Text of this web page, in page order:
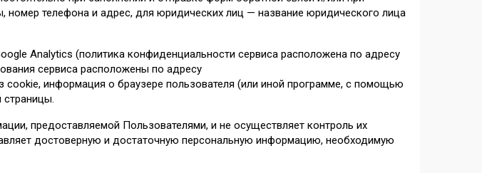
номер телефона и адрес, для юридических лиц — название юридического лица
Analytics (политика конфиденциальности сервиса расположена по адресу
сервиса расположены по адресу
информация о браузере пользователя (или иной программе, с помощью
страницы.
предоставляемой Пользователями, и не осуществляет контроль их
достоверную и достаточную персональную информацию, необходимую